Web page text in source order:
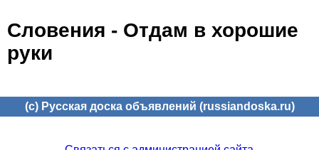
Словения - Отдам в хорошие
руки
(c) Русская доска объявлений (russiandoska.ru)